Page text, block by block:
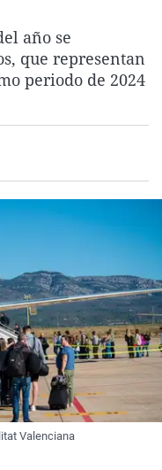
Gente viajera
Como el perro y el
Retornados
Equipo de
Galicia
La Rioja
Televisión
Elecciones
año se
que representan
periodo de 2024
Valenciana